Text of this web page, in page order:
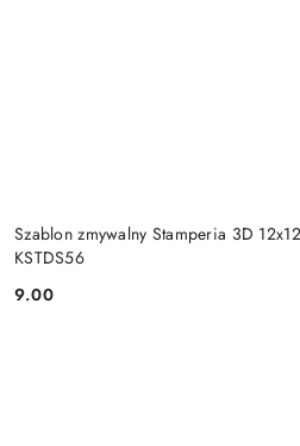
Szablon zmywalny Stamperia 3D
KSTDS56
Cena:
9.00